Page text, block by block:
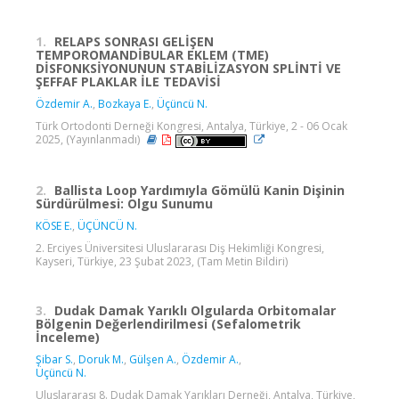
1. RELAPS SONRASI GELİŞEN
TEMPOROMANDİBULAR EKLEM (TME)
DİSFONKSİYONUNUN STABİLİZASYON SPLİNTİ VE
ŞEFFAF PLAKLAR İLE TEDAVİSİ
Özdemir A., Bozkaya E., Üçüncü N.
Türk Ortodonti Derneği Kongresi, Antalya, Türkiye, 2 - 06 Ocak
2025, (Yayınlanmadı)
2. Ballista Loop Yardımıyla Gömülü Kanin Dişinin
Sürdürülmesi: Olgu Sunumu
KÖSE E., ÜÇÜNCÜ N.
2. Erciyes Üniversitesi Uluslararası Diş Hekimliği Kongresi,
Kayseri, Türkiye, 23 Şubat 2023, (Tam Metin Bildiri)
3. Dudak Damak Yarıklı Olgularda Orbitomalar
Bölgenin Değerlendirilmesi (Sefalometrik
İnceleme)
Şibar S., Doruk M., Gülşen A., Özdemir A.,
Üçüncü N.
Uluslararası 8. Dudak Damak Yarıkları Derneği, Antalya, Türkiye,